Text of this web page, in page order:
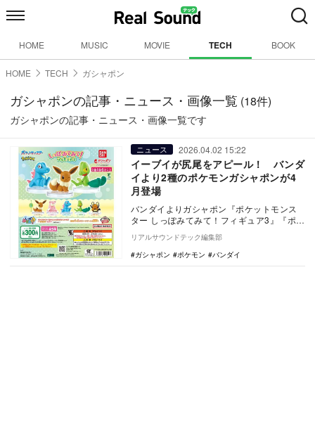
HOME MUSIC MOVIE TECH BOOK
HOME TECH ガシャポン
ガシャポンの記事・ニュース・画像一覧 (18件)
ガシャポンの記事・ニュース・画像一覧です
ニュース 2026.04.02 15:22
イーブイが尻尾をアピール！ バンダ
イより2種のポケモンガシャポンが4
月登場
バンダイよりガシャポン『ポケットモンス
ター しっぽみてみて！フィギュア3』『ポケ
ットモンスター ガシャっとコレクト06』が
登場す…
リアルサウンドテック編集部
ガシャポン
ポケモン バンダイ